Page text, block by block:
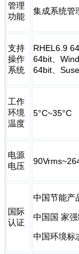
管理
功能
集成系统管
支持
操作
系统
RHEL6.9
64bit、
64bit、
工作
环境
温度
5°C~35°C
电源
电压
国际
认证
中国节能产
中国国 家
中国环境标